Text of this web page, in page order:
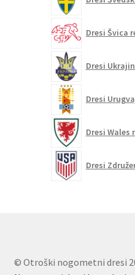
Dresi Švica
Dresi
Dresi
Dresi Wales
Dresi
© Otroški nogometni dresi